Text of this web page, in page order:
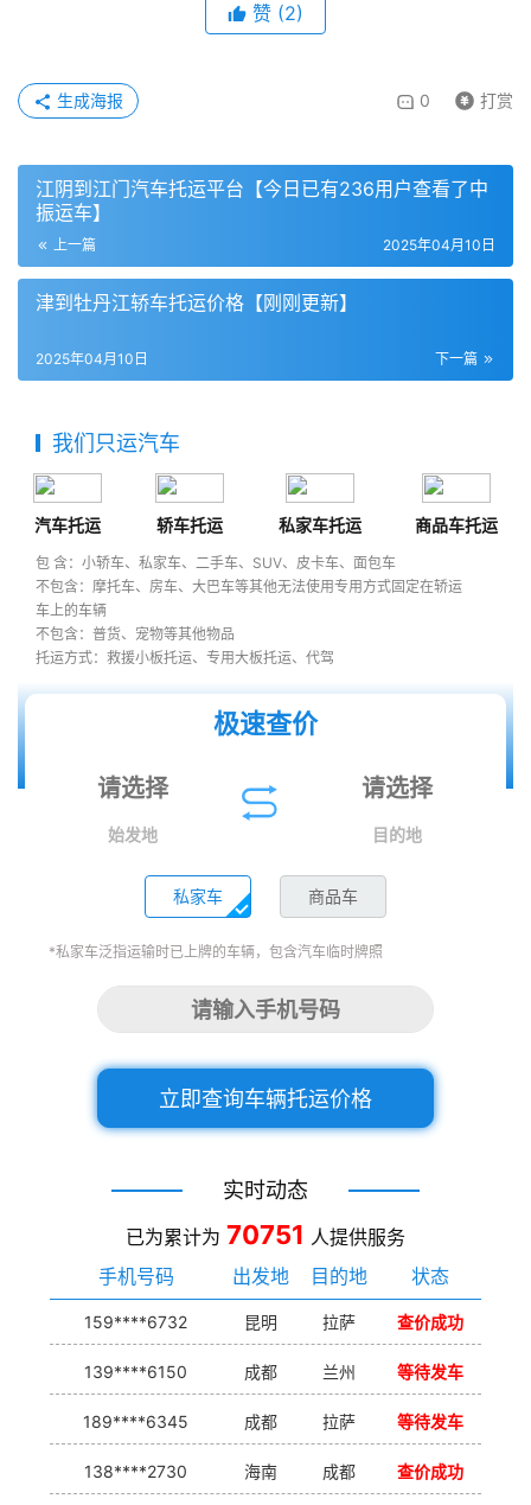
赞 (2)
0 打赏
生成海报
江阴到江门汽车托运平台【今日已有236用户查看了中
振运车】
上一篇 2025年04月10日
津到牡丹江轿车托运价格【刚刚更新】
下一篇
2025年04月10日
我们只运汽车
汽车托运 轿车托运 私家车托运 商品车托运
包 含：小轿车、私家车、二手车、SUV、皮卡车、面包车
不包含：摩托车、房车、大巴车等其他无法使用专用方式固定在轿运
车上的车辆
不包含：普货、宠物等其他物品
托运方式：救援小板托运、专用大板托运、代驾
极速查价
始发地 目的地
私家车 商品车
*私家车泛指运输时已上牌的车辆，包含汽车临时牌照
立即查询车辆托运价格
实时动态
已为累计为 70751 人提供服务
手机号码
出发地 目的地 状态
159****6732 昆明 拉萨 查价成功
139****6150 成都 兰州 等待发车
189****6345 成都 拉萨 等待发车
138****2730 海南 成都 查价成功